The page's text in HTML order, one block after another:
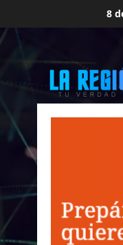
al
contenido
8